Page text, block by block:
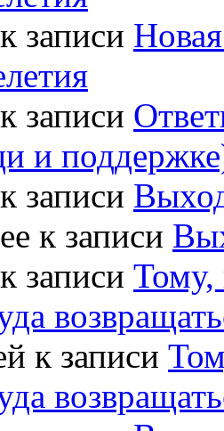
к записи
к записи
и
к записи
к записи
к записи Тому,
к записи